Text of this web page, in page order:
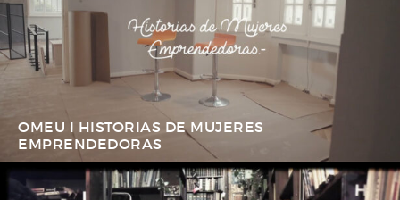
OMEU I HISTORIAS DE MUJERES
EMPRENDEDORAS